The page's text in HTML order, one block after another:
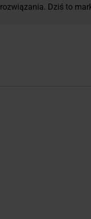
rozwiązania. Dziś to